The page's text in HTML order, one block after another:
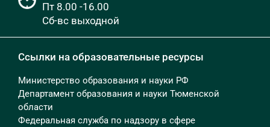
Пт 8.00 -16.00
Сб-вс выходной
Ссылки на образовательные ресурсы
Министерство образования и науки РФ
Департамент образования и науки Тюменской
области
Федеральная служба по надзору в сфере